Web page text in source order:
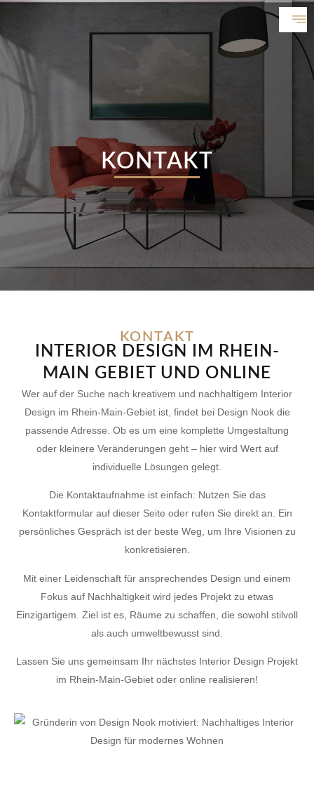
KONTAKT
KONTAKT
INTERIOR DESIGN IM RHEIN-
MAIN GEBIET UND ONLINE
Wer auf der Suche nach kreativem und nachhaltigem Interior
Design im Rhein-Main-Gebiet ist, findet bei Design Nook die
passende Adresse. Ob es um eine komplette Umgestaltung
oder kleinere Veränderungen geht – hier wird Wert auf
individuelle Lösungen gelegt.
Die Kontaktaufnahme ist einfach: Nutzen Sie das
Kontaktformular auf dieser Seite oder rufen Sie direkt an. Ein
persönliches Gespräch ist der beste Weg, um Ihre Visionen zu
konkretisieren.
Mit einer Leidenschaft für ansprechendes Design und einem
Fokus auf Nachhaltigkeit wird jedes Projekt zu etwas
Einzigartigem. Ziel ist es, Räume zu schaffen, die sowohl stilvoll
als auch umweltbewusst sind.
Lassen Sie uns gemeinsam Ihr nächstes Interior Design Projekt
im Rhein-Main-Gebiet oder online realisieren!